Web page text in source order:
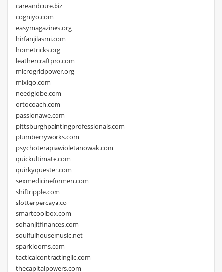
careandcure.biz
cogniyo.com
easymagazines.org
hirfanjilasmi.com
hometricks.org
leathercraftpro.com
microgridpower.org
mixiqo.com
needglobe.com
ortocoach.com
passionawe.com
pittsburghpaintingprofessionals.com
plumberryworks.com
psychoterapiawioletanowak.com
quickultimate.com
quirkyquester.com
sexmedicineformen.com
shiftripple.com
slotterpercaya.co
smartcoolbox.com
sohanjitfinances.com
soulfulhousemusic.net
sparklooms.com
tacticalcontractingllc.com
thecapitalpowers.com